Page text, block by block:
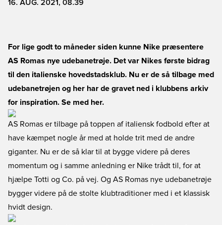
16. AUG. 2021, 08.39
For lige godt to måneder siden kunne Nike præsentere
AS Romas nye udebanetrøje. Det var Nikes første bidrag
til den italienske hovedstadsklub. Nu er de så tilbage med
udebanetrøjen og her har de gravet ned i klubbens arkiv
for inspiration. Se med her.
AS Romas er tilbage på toppen af italiensk fodbold efter at
have kæmpet nogle år med at holde trit med de andre
giganter. Nu er de så klar til at bygge videre på deres
momentum og i samme anledning er Nike trådt til, for at
hjælpe Totti og Co. på vej. Og AS Romas nye udebanetrøje
bygger videre på de stolte klubtraditioner med i et klassisk
hvidt design.